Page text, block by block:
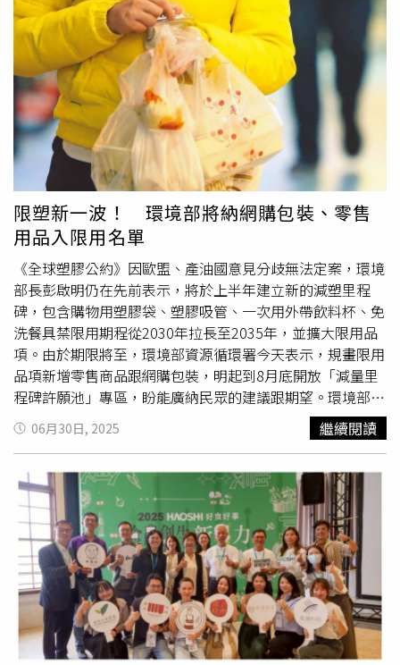
療癒小物帶回家，收藏控怎麼可能不心動？特別是吊飾採用
絨毛材質，搭配可愛笑臉，無論掛在包包或鑰匙上都超吸
睛，讓日常保養多了一點可愛陪伴感。全館消費滿1,200元
就送KINGJUN聯名娃娃吊飾，療癒紫毛＋招牌笑臉，每個
細節都讓人一秒融化>////<。（圖／品牌提供）另外像是野
餐墊跟保溫杯這些超可愛的聯名小物可以怎麼免費帶回家
呢？小編大推這款「早C晚A超值囤貨組」，除了能囤齊明
星美白與A醇精華，就有加贈棋盤格設計的野餐墊；而
「PDRN外泌體精華大容量組」則是附贈KINGJUN霓光綠保
溫杯。從實力派保養到聯名萌物一次到位，不只照顧膚況，
更讓生活隨時充滿療癒小確幸。早C晚A超值囤貨5件組加贈
KINGJUN獨家聯名野餐墊／4,180元（圖／品牌提供）
PDRN外泌體精華大容量囤貨組加贈KINGJUN獨家聯名保溫
杯／5,580元（圖／品牌提供）INNISFREE ×小熊維尼：夏
日防護療癒升級INNISFREE今年攜手經典角色「小熊維尼」
推出限定系列，把防曬、蜜粉、火山泥面膜等熱賣商品包裝
成滿滿童趣插畫，不只外型超療癒，更強調實力派功效！像
是「維他命C亮白潤色防曬霜」，一抹就能打造蜜桃光澤
肌；「綠茶玻尿酸保濕防曬精華」則以高效保濕成分讓肌膚
在艷陽下依舊水潤。這回不只是單純「可愛加分」，而是把
日常防護升級成一場帶著維尼陪伴的幸福儀式。《小熊維尼
❤INNISFREE聯名系列》共推出七款夏日必備的明星商品，
全系列將於9/1正式上市，同步於全台INNISFREE門市、官
方網站、官方線上通路及寶雅、康是美限量販售。（圖／品
牌提供）惹我× SNOOPY：20年經典蜜粉換新裝平均每分
鐘就能賣出一顆的惹我清爽吸油蜜粉，換上了SNOOPY限定
新衣，推出紅色「Fine厭世版」和黃色「Cool酷版」，用繽
紛表情展現Z世代的自我態度。除了粉質細膩、抗菌配方、
控油效果外，還能當乾洗髮救援塌瀏海，本來就已經很實
用，這次又有了SNOOPY加持，注定再度掀起搶購潮！
neuve惹我清爽吸油蜜粉3.5g／175元（圖／品牌提供）
《手機殼套通用技術要求》的產品。避免購買外觀花哨、價
格過低的「三無」產品。新殼使用前可用清水沖洗，並通風
放置1週，且建議定期更換。別讓幾塊錢的手機殼，成為影
響健康的大麻煩。專家指出，目前手機殼未被列入強制性認
證商品目錄，大量「三無」產品（無廠名、無質檢、無標
準）通過電商管道流入市場。消費者僅憑網頁圖片難以判斷
材質優劣，部分商家還透過環保材料、無毒無味等虛假宣傳
誤導消費者。手機殼是用於保護手機外部的配件，如今很多
人每天都手機不離手，如果使用的手機殼質量不過關，可能
會悄悄損害健康。那麽，如何才能選到安全的手機殼？1、
看材質優先選購液態矽膠或TPU手機殼，這2種材質通常無
異味，捏起來軟但有韌性。如果手機殼有刺鼻異味，或手感
過於黏膩、掉色，且邊緣毛刺過多、按鍵卡頓，可能屬於劣
質手機殼，不建議購買。2、認標準優先選擇標有3C認證、
執行國標《手機殼套通用技術要求》的產品。正規手機殼通
常會在包裝上註明材質，如食品級矽膠等。國家標準GB
4806.7-2023要求用於食品的塑料主要應當滿足遷移率的要
求，即塑料製品向食物遷移的化學物質不能超標，以確保安
全性。消費者可留意 商品包裝上的該執行標準，優先選購。
3、避雷區外觀花俏、毛茸茸還便宜的手機殼，往往暗藏健
康隱患。若手機殼只有輕微塑料味，且通風半天後味道可消
散，問題不大。專家提醒，即使購買正規產品，長時間使用
後也可能因磨損、老化等原因導致有害物質釋放。為了安全
起見，建議大家定期更換手機殼。
限塑新一波！ 環境部將納網購包裝、零售
用品入限用名單
《全球塑膠公約》因歐盟、產油國意見分歧無法定案，環境
部長彭啟明仍在先前表示，將於上半年建立新的減塑里程
碑，包含購物用塑膠袋、塑膠吸管、一次用外帶飲料杯、免
洗餐具禁限用期程從2030年拉長至2035年，並擴大限用品
項。由於期限將至，環境部資源循環署今天表示，規畫限用
品項新增零售商品跟網購包裝，明起到8月底開放「減量里
程碑許願池」專區，盼能廣納民眾的建議跟期望。環境部原
先規畫，購物用塑膠袋、塑膠吸管、一次用外帶飲料杯、免
洗餐具2025年限用、2030年全面禁用，彭啟明去年表示，
將在今年上半年更新這些規劃，包含減塑期程延長至2035
年、新增限用品項。環境部資源循環署今天表示，新增的限
用品項為零售商品包裝及網購包裝，針對零售商品包裝 的減
量方向為包裝減量、袋膜使用替代材質、外包裝100％可回
收；網購包裝的減量方向為包裝減量、使用循環箱、使用可
回收包材。循環署表示，明天起到8月底開放「減量里程碑
許願池」專區，希望民眾能針對限用的塑膠製品包含塑膠
袋、免洗餐具、飲料杯、吸管、新增納入的零售商品與網購
包裝，提供具體建議跟期望。
06月30日, 2025 繼續閱讀